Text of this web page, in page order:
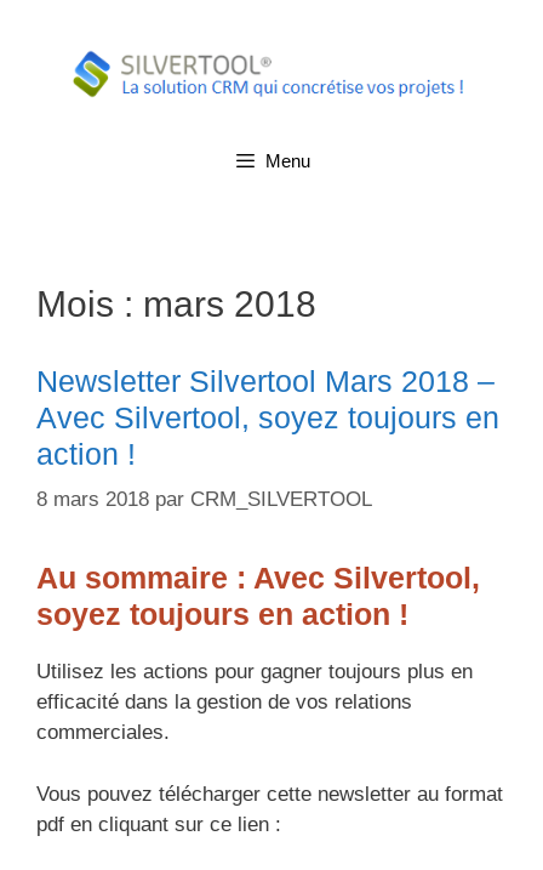
Menu
Mois : mars 2018
Newsletter Silvertool Mars 2018 –
Avec Silvertool, soyez toujours en
action !
8 mars 2018 par CRM_SILVERTOOL
Au sommaire : Avec Silvertool,
soyez toujours en action !
Utilisez les actions pour gagner toujours plus en
efficacité dans la gestion de vos relations
commerciales.
Vous pouvez télécharger cette newsletter au format
pdf en cliquant sur ce lien :